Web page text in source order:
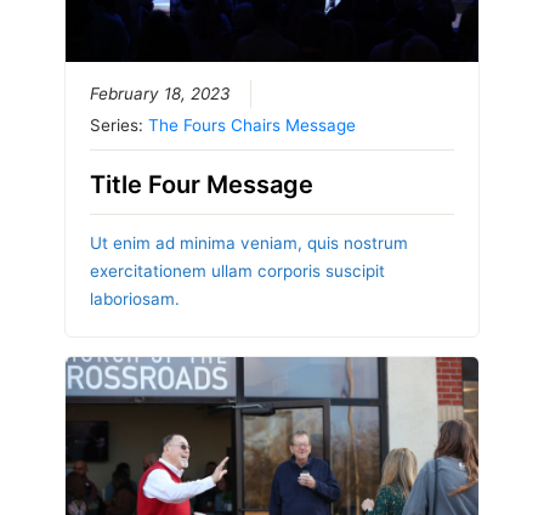
February 18, 2023
Series:The Fours Chairs Message
Title Four Message
Ut enim ad minima veniam, quis nostrum
exercitationem ullam corporis suscipit
laboriosam.